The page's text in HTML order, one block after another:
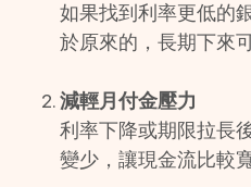
如果找到利率更低的
於原來的，長期下來
減輕月付金壓力
利率下降或期限拉長
變少，讓現金流比較寬